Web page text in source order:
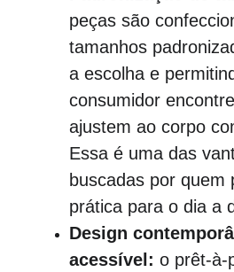
peças são
tamanhos
a escolha e
consumidor
ajustem ao corpo
Essa é uma das
buscadas por quem
prática para o dia a
Design
acessível: o prêt-à-